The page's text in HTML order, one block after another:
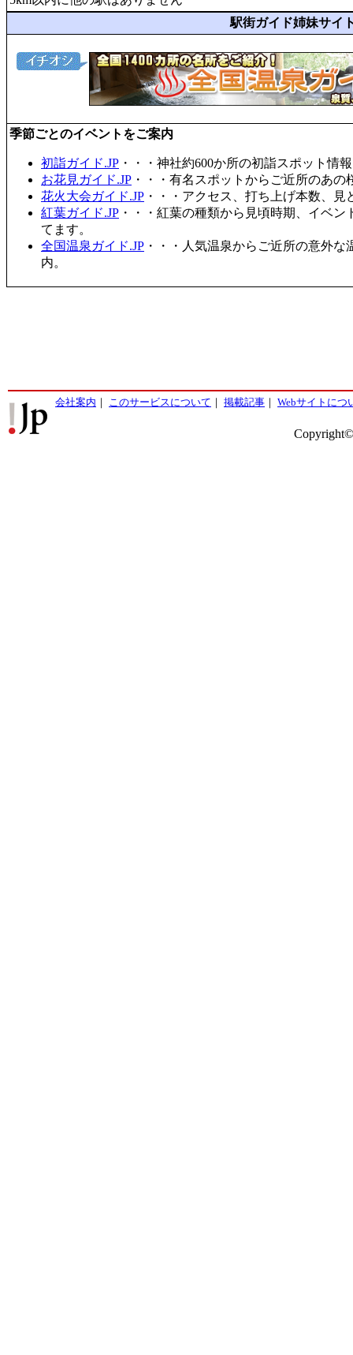
駅街ガイド姉妹サイ
季節ごとのイベントをご案内
初詣ガイド.JP ・・・神社約600か所の初詣スポット情
お花見ガイド.JP ・・・有名スポットからご近所のあ
花火大会ガイド.JP ・・・アクセス、打ち上げ本数、
紅葉ガイド.JP ・・・紅葉の種類から見頃時期、イベ
てます。
全国温泉ガイド.JP ・・・人気温泉からご近所の意外
内。
会社案内 ｜ このサービスについて ｜ 掲載記事 ｜ Webサイトにつ